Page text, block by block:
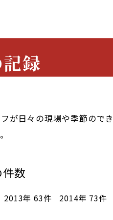
録
が日々の現場や季節ので
数
2013年63件 2014年 73件